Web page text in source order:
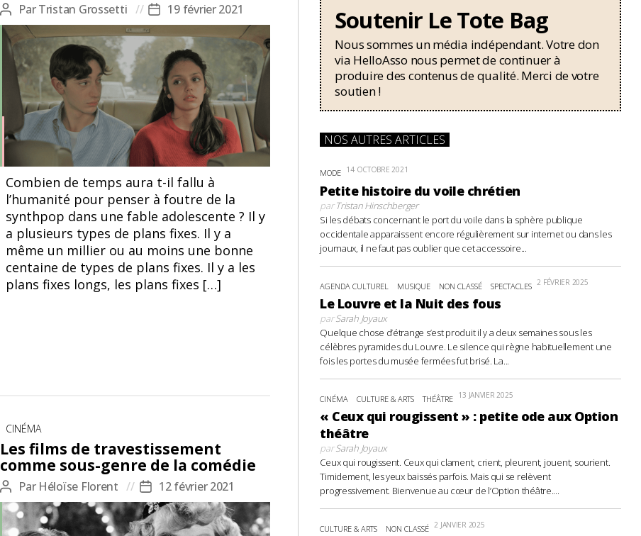
Auteur
de
l’article
ParTristan Grossetti
Date
de
l’article
19 février 2021
Théodore Pellerin et Noée Abita - Genèse, Philippe
Lesage, 2018
Combien de temps aura t-il fallu à
l’humanité pour penser à foutre de la
synthpop dans une fable adolescente ? Il y
a plusieurs types de plans fixes. Il y a
même un millier ou au moins une bonne
centaine de types de plans fixes. Il y a les
plans fixes longs, les plans fixes […]
Catégories
CINÉMA
Les films de travestissement
comme sous-genre de la comédie
Auteur
de
l’article
Par Héloïse Florent
Date
de
l’article
12 février 2021
Soutenir Le Tote Bag
Nous sommes un média indépendant. Votre don
via HelloAsso nous permet de continuer à
produire des contenus de qualité. Merci de votre
soutien !
NOS AUTRES ARTICLES
MODE 14 OCTOBRE 2021
Petite histoire du voile chrétien
parTristan Hinschberger
Si les débats concernant le port du voile dans la sphère publique
occidentale apparaissent encore régulièrement sur internet ou dans les
journaux, il ne faut pas oublier que cet accessoire...
AGENDA CULTUREL MUSIQUE NON CLASSÉ SPECTACLES 2 FÉVRIER 2025
Le Louvre et la Nuit des fous
parSarah Joyaux
Quelque chose d’étrange s’est produit il y a deux semaines sous les
célèbres pyramides du Louvre. Le silence qui règne habituellement une
fois les portes du musée fermées fut brisé. La...
CINÉMA CULTURE & ARTS THÉÂTRE 13 JANVIER 2025
« Ceux qui rougissent » : petite ode aux Option
théâtre
parSarah Joyaux
Ceux qui rougissent. Ceux qui clament, crient, pleurent, jouent, sourient.
Timidement, les yeux baissés parfois. Mais qui se relèvent
progressivement. Bienvenue au cœur de l’Option théâtre....
CULTURE & ARTS NON CLASSÉ 2 JANVIER 2025